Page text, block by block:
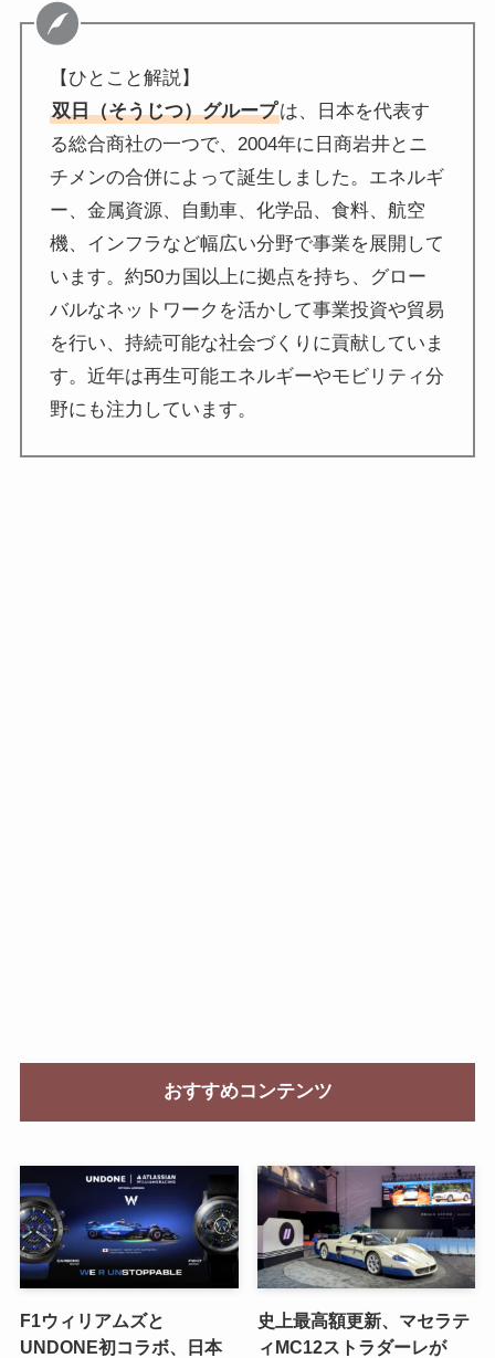
【ひとこと解説】
双日（そうじつ）グループは、日本を代表す
る総合商社の一つで、2004年に日商岩井とニ
チメンの合併によって誕生しました。エネルギ
ー、金属資源、自動車、化学品、食料、航空
機、インフラなど幅広い分野で事業を展開して
います。約50カ国以上に拠点を持ち、グロー
バルなネットワークを活かして事業投資や貿易
を行い、持続可能な社会づくりに貢献していま
す。近年は再生可能エネルギーやモビリティ分
野にも注力しています。
おすすめコンテンツ
F1ウィリアムズと
UNDONE初コラボ、日本
史上最高額更新、マセラテ
ィMC12ストラダーレが